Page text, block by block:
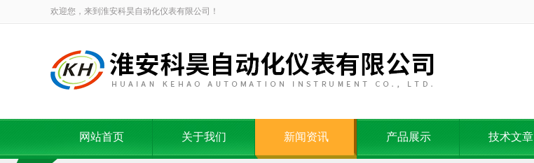
欢迎您，来到淮安科昊自动化仪表有限公司！
网站首页 关于我们 新闻资讯 产品展示 技术文章